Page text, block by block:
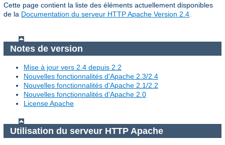
Cette page contient la liste des éléments actuellement disponibles
de la Documentation du serveur HTTP Apache Version 2.4
Notes de version
Mise à jour vers 2.4 depuis 2.2
Nouvelles fonctionnalités d'Apache 2.3/2.4
Nouvelles fonctionnalités d'Apache 2.1/2.2
Nouvelles fonctionnalités d'Apache 2.0
License Apache
Utilisation du serveur HTTP Apache